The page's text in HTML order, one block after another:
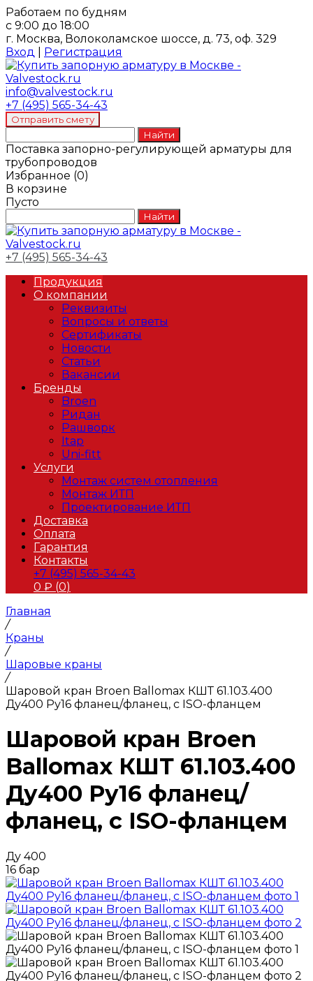
Работаем по будням
с 9:00 до 18:00
г. Москва, Волоколамское шоссе, д. 73, оф. 329
Вход
Регистрация
info@valvestock.ru
+7 (495) 565-34-43
Поставка запорно-регулирующей арматуры для
трубопроводов
Избранное (0)
В корзине
Пусто
+7 (495) 565-34-43
Продукция
О компании
Реквизиты
Вопросы и ответы
Сертификаты
Новости
Статьи
Вакансии
Бренды
Broen
Ридан
Рашворк
Itap
Uni-fitt
Услуги
Монтаж систем отопления
Монтаж ИТП
Проектирование ИТП
Доставка
Оплата
Гарантия
Контакты
+7 (495) 565-34-43
0 ₽ (0)
Главная
/
Краны
/
Шаровые краны
/
Шаровой кран Broen Ballomax КШТ 61.103.400
Ду400 Ру16 фланец/фланец, с ISO-фланцем
Шаровой кран Broen
Ballomax КШТ 61.103.400
Ду400 Ру16 фланец/
фланец, с ISO-фланцем
Ду 400
16 бар